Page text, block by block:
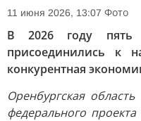
11 июня 2026, 13:07 Фото
В 2026 году пять
присоединились к
конкурентная
Оренбургская
федерального проекта